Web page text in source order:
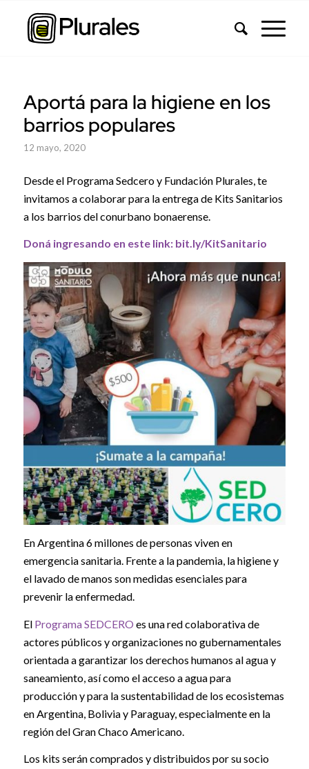
Aportá para la higiene en los
barrios populares
12 mayo, 2020
Desde el Programa Sedcero y Fundación Plurales, te
invitamos a colaborar para la entrega de Kits Sanitarios
a los barrios del conurbano bonaerense.
Doná ingresando en este link: bit.ly/KitSanitario
En Argentina 6 millones de personas viven en
emergencia sanitaria. Frente a la pandemia, la higiene y
el lavado de manos son medidas esenciales para
prevenir la enfermedad.
El Programa SEDCERO es una red colaborativa de
actores públicos y organizaciones no gubernamentales
orientada a garantizar los derechos humanos al agua y
saneamiento, así como el acceso a agua para
producción y para la sustentabilidad de los ecosistemas
en Argentina, Bolivia y Paraguay, especialmente en la
región del Gran Chaco Americano.
Los kits serán comprados y distribuidos por su socio